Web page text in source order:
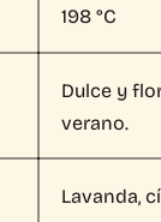
198 °C
Dulce y
verano.
Lavanda,